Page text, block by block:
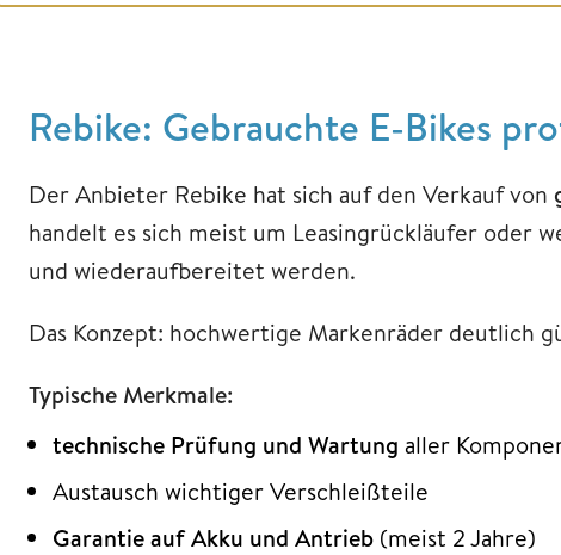
Rebike: Gebrauchte E-Bikes
Der Anbieter Rebike hat sich auf den Verkauf von
handelt es sich meist um Leasingrückläufer oder
und wiederaufbereitet werden.
Das Konzept: hochwertige Markenräder deutlich
Typische Merkmale:
technische Prüfung und Wartung aller
Austausch wichtiger Verschleißteile
Garantie auf Akku und Antrieb (meist 2 Jahre)